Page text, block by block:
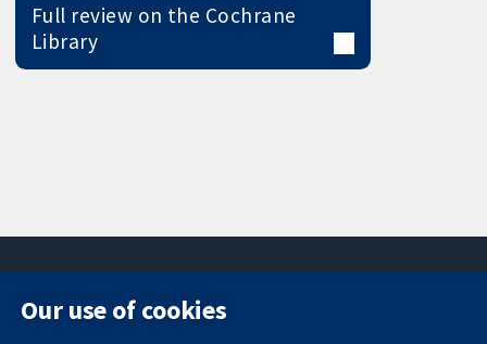
Full review on the Cochrane
Library
Our use of cookies